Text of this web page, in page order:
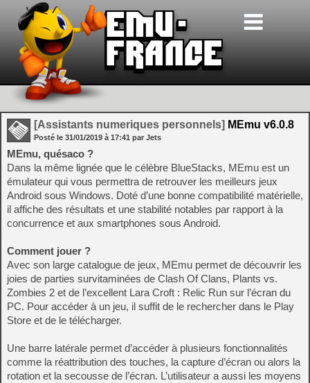
[Assistants numeriques personnels] MEmu v6.0.8
Posté le 31/01/2019 à 17:41 par Jets
MEmu, quésaco ?
Dans la même lignée que le célèbre BlueStacks, MEmu est un
émulateur qui vous permettra de retrouver les meilleurs jeux
Android sous Windows. Doté d’une bonne compatibilité matérielle,
il affiche des résultats et une stabilité notables par rapport à la
concurrence et aux smartphones sous Android.
Comment jouer ?
Avec son large catalogue de jeux, MEmu permet de découvrir les
joies de parties survitaminées de Clash Of Clans, Plants vs.
Zombies 2 et de l’excellent Lara Croft : Relic Run sur l’écran du
PC. Pour accéder à un jeu, il suffit de le rechercher dans le Play
Store et de le télécharger.
Une barre latérale permet d’accéder à plusieurs fonctionnalités
comme la réattribution des touches, la capture d’écran ou alors la
rotation et la secousse de l’écran. L’utilisateur a aussi les moyens